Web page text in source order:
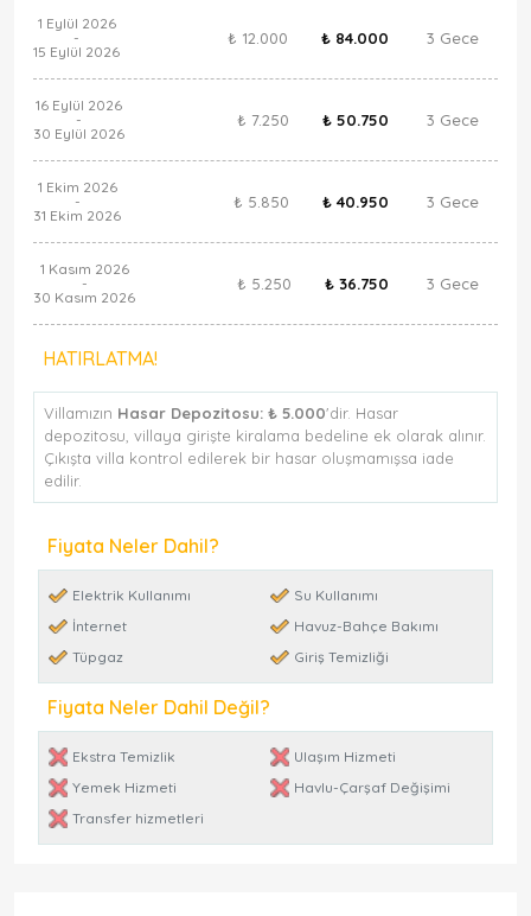
1 Eylül 2026
-
15 Eylül 2026
₺ 12.000 ₺ 84.000 3 Gece
16 Eylül 2026
-
30 Eylül 2026
₺ 7.250 ₺ 50.750 3 Gece
1 Ekim 2026
-
31 Ekim 2026
₺ 5.850 ₺ 40.950 3 Gece
1 Kasım 2026
-
30 Kasım 2026
₺ 5.250 ₺ 36.750 3 Gece
HATIRLATMA!
Villamızın Hasar Depozitosu: ₺ 5.000'dir. Hasar
depozitosu, villaya girişte kiralama bedeline ek olarak alınır.
Çıkışta villa kontrol edilerek bir hasar oluşmamışsa iade
edilir.
Fiyata Neler Dahil?
Elektrik Kullanımı
Su Kullanımı
İnternet
Havuz-Bahçe Bakımı
Tüpgaz
Giriş Temizliği
Fiyata Neler Dahil Değil?
Ekstra Temizlik
Ulaşım Hizmeti
Yemek Hizmeti
Havlu-Çarşaf Değişimi
Transfer hizmetleri